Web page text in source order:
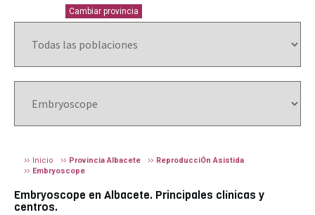
Cambiar provincia
Inicio Provincia Albacete
ReproducciÓn Asistida
Embryoscope
Embryoscope en Albacete. Principales clínicas y
centros.